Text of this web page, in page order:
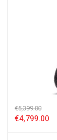
€5,399.00
€4,799.00